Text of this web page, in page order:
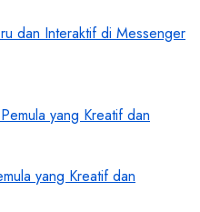
dan Interaktif di Messenger
yang Kreatif dan